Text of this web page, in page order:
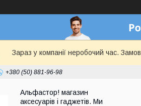
Зараз у компанії неробочий час.
+380 (50) 881-96-98
Альфастор! магазин
аксесуарів і гаджетів. Ми